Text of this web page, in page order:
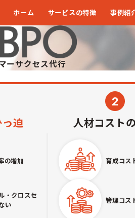
ホーム サービスの特徴 事例紹
会社 が始めた
ーサクセス代行
っ迫
の増加
・クロスセ
い
2
人材コスト
育成コス
管理コス